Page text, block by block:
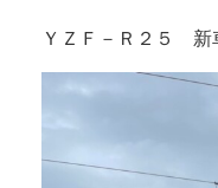
ＹＺＦ－Ｒ２５ 新